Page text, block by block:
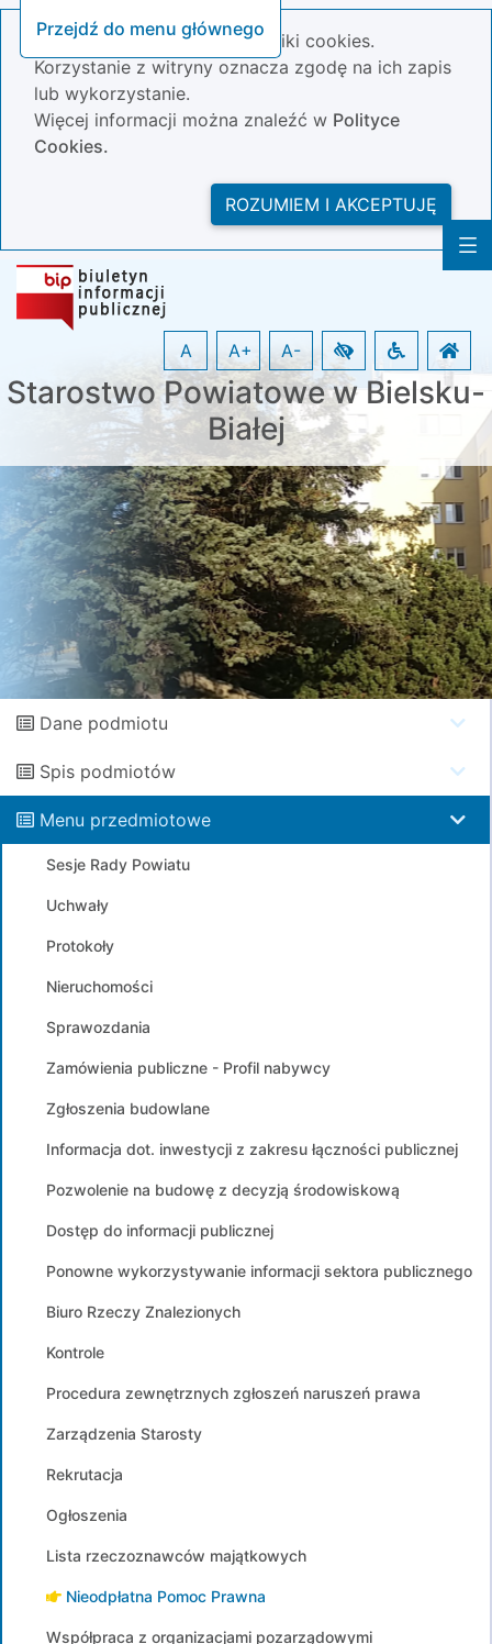
Przejdź do menu głównego
Nasza strona wykorzystuje pliki cookies.
Korzystanie z witryny oznacza zgodę na ich zapis
lub wykorzystanie.
Więcej informacji można znaleźć w Polityce
Cookies.
ROZUMIEM I AKCEPTUJĘ
Starostwo Powiatowe w Bielsku-
Białej
A A+ A-
Dane podmiotu
Spis podmiotów
Menu przedmiotowe
Sesje Rady Powiatu
Uchwały
Protokoły
Nieruchomości
Sprawozdania
Zamówienia publiczne - Profil nabywcy
Zgłoszenia budowlane
Informacja dot. inwestycji z zakresu łączności publicznej
Pozwolenie na budowę z decyzją środowiskową
Dostęp do informacji publicznej
Ponowne wykorzystywanie informacji sektora publicznego
Biuro Rzeczy Znalezionych
Kontrole
Procedura zewnętrznych zgłoszeń naruszeń prawa
Zarządzenia Starosty
Rekrutacja
Ogłoszenia
Lista rzeczoznawców majątkowych
Nieodpłatna Pomoc Prawna
Współpraca z organizacjami pozarządowymi